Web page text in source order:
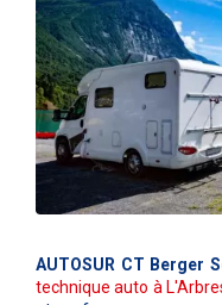
AUTOSUR CT Berger
technique auto à